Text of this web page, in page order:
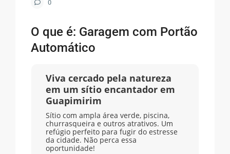
0
O que é: Garagem com Portão
Automático
Viva cercado pela natureza
em um sítio encantador em
Guapimirim
Sítio com ampla área verde, piscina,
churrasqueira e outros atrativos. Um
refúgio perfeito para fugir do estresse
da cidade. Não perca essa
oportunidade!